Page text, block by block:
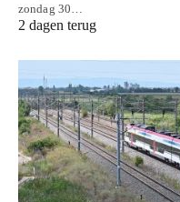
zondag 30…
2 dagen terug